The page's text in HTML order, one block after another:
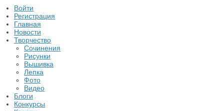
Войти
Регистрация
Главная
Новости
Творчество
Сочинения
Рисунки
Вышивка
Лепка
Фото
Видео
Блоги
Конкурсы